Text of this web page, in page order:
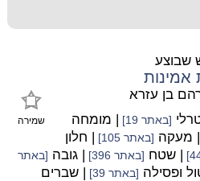
אמינות
שמירה
בן עזרא
[באתר 19] | מומחה
| מעקה [באתר 105] | חלון
| שטח [באתר 396] | גובה [באתר
ופסילה [באתר 39] | שברים